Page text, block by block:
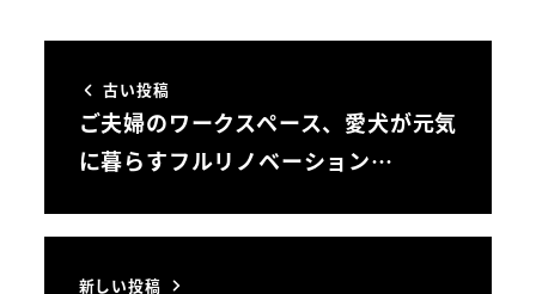
古い投稿
ご夫婦のワークスペース、愛犬が元気
に暮らすフルリノベーション…
新しい投稿